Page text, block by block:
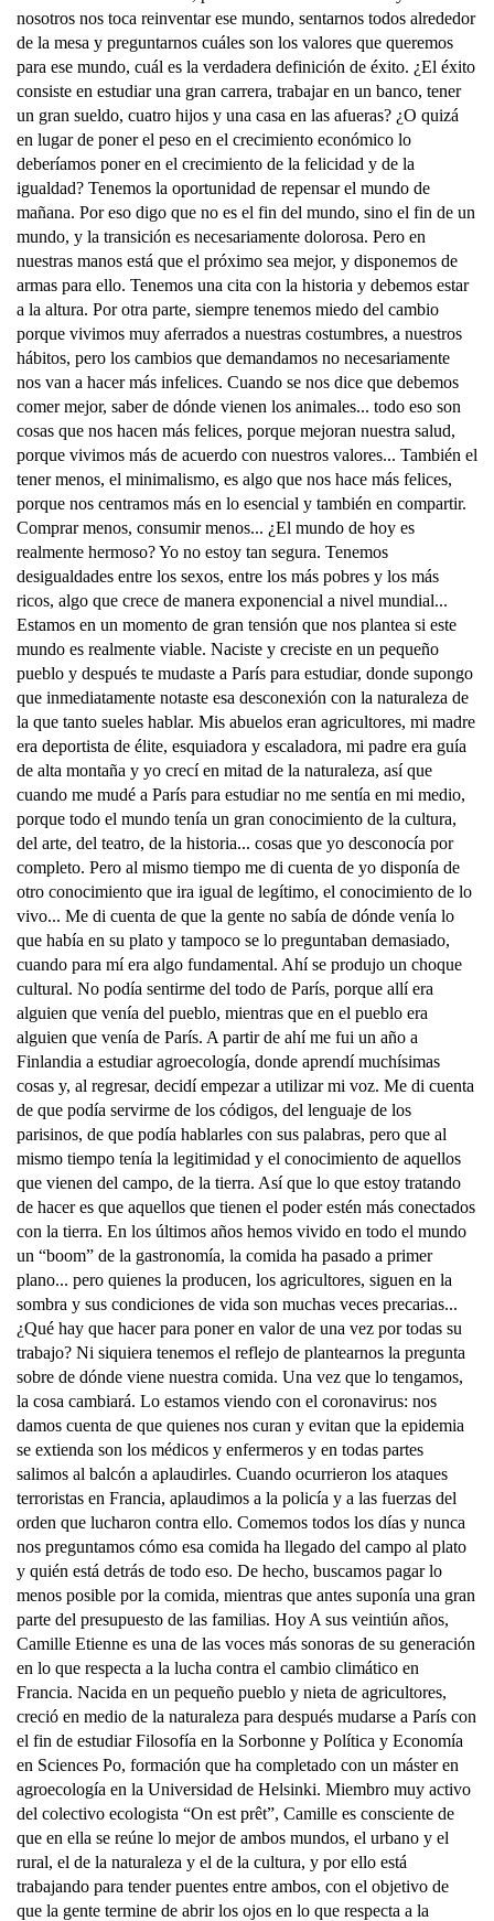
nosotros nos toca reinventar ese mundo, sentarnos todos alrededor
de la mesa y preguntarnos cuáles son los valores que queremos
para ese mundo, cuál es la verdadera definición de éxito. ¿El éxito
consiste en estudiar una gran carrera, trabajar en un banco, tener
un gran sueldo, cuatro hijos y una casa en las afueras? ¿O quizá
en lugar de poner el peso en el crecimiento económico lo
deberíamos poner en el crecimiento de la felicidad y de la
igualdad? Tenemos la oportunidad de repensar el mundo de
mañana. Por eso digo que no es el fin del mundo, sino el fin de un
mundo, y la transición es necesariamente dolorosa. Pero en
nuestras manos está que el próximo sea mejor, y disponemos de
armas para ello. Tenemos una cita con la historia y debemos estar
a la altura. Por otra parte, siempre tenemos miedo del cambio
porque vivimos muy aferrados a nuestras costumbres, a nuestros
hábitos, pero los cambios que demandamos no necesariamente
nos van a hacer más infelices. Cuando se nos dice que debemos
comer mejor, saber de dónde vienen los animales... todo eso son
cosas que nos hacen más felices, porque mejoran nuestra salud,
porque vivimos más de acuerdo con nuestros valores... También el
tener menos, el minimalismo, es algo que nos hace más felices,
porque nos centramos más en lo esencial y también en compartir.
Comprar menos, consumir menos... ¿El mundo de hoy es
realmente hermoso? Yo no estoy tan segura. Tenemos
desigualdades entre los sexos, entre los más pobres y los más
ricos, algo que crece de manera exponencial a nivel mundial...
Estamos en un momento de gran tensión que nos plantea si este
mundo es realmente viable. Naciste y creciste en un pequeño
pueblo y después te mudaste a París para estudiar, donde supongo
que inmediatamente notaste esa desconexión con la naturaleza de
la que tanto sueles hablar. Mis abuelos eran agricultores, mi madre
era deportista de élite, esquiadora y escaladora, mi padre era guía
de alta montaña y yo crecí en mitad de la naturaleza, así que
cuando me mudé a París para estudiar no me sentía en mi medio,
porque todo el mundo tenía un gran conocimiento de la cultura,
del arte, del teatro, de la historia... cosas que yo desconocía por
completo. Pero al mismo tiempo me di cuenta de yo disponía de
otro conocimiento que ira igual de legítimo, el conocimiento de lo
vivo... Me di cuenta de que la gente no sabía de dónde venía lo
que había en su plato y tampoco se lo preguntaban demasiado,
cuando para mí era algo fundamental. Ahí se produjo un choque
cultural. No podía sentirme del todo de París, porque allí era
alguien que venía del pueblo, mientras que en el pueblo era
alguien que venía de París. A partir de ahí me fui un año a
Finlandia a estudiar agroecología, donde aprendí muchísimas
cosas y, al regresar, decidí empezar a utilizar mi voz. Me di cuenta
de que podía servirme de los códigos, del lenguaje de los
parisinos, de que podía hablarles con sus palabras, pero que al
mismo tiempo tenía la legitimidad y el conocimiento de aquellos
que vienen del campo, de la tierra. Así que lo que estoy tratando
de hacer es que aquellos que tienen el poder estén más conectados
con la tierra. En los últimos años hemos vivido en todo el mundo
un “boom” de la gastronomía, la comida ha pasado a primer
plano... pero quienes la producen, los agricultores, siguen en la
sombra y sus condiciones de vida son muchas veces precarias...
¿Qué hay que hacer para poner en valor de una vez por todas su
trabajo? Ni siquiera tenemos el reflejo de plantearnos la pregunta
sobre de dónde viene nuestra comida. Una vez que lo tengamos,
la cosa cambiará. Lo estamos viendo con el coronavirus: nos
damos cuenta de que quienes nos curan y evitan que la epidemia
se extienda son los médicos y enfermeros y en todas partes
salimos al balcón a aplaudirles. Cuando ocurrieron los ataques
terroristas en Francia, aplaudimos a la policía y a las fuerzas del
orden que lucharon contra ello. Comemos todos los días y nunca
nos preguntamos cómo esa comida ha llegado del campo al plato
y quién está detrás de todo eso. De hecho, buscamos pagar lo
menos posible por la comida, mientras que antes suponía una gran
parte del presupuesto de las familias. Hoy A sus veintiún años,
Camille Etienne es una de las voces más sonoras de su generación
en lo que respecta a la lucha contra el cambio climático en
Francia. Nacida en un pequeño pueblo y nieta de agricultores,
creció en medio de la naturaleza para después mudarse a París con
el fin de estudiar Filosofía en la Sorbonne y Política y Economía
en Sciences Po, formación que ha completado con un máster en
agroecología en la Universidad de Helsinki. Miembro muy activo
del colectivo ecologista “On est prêt”, Camille es consciente de
que en ella se reúne lo mejor de ambos mundos, el urbano y el
rural, el de la naturaleza y el de la cultura, y por ello está
trabajando para tender puentes entre ambos, con el objetivo de
que la gente termine de abrir los ojos en lo que respecta a la